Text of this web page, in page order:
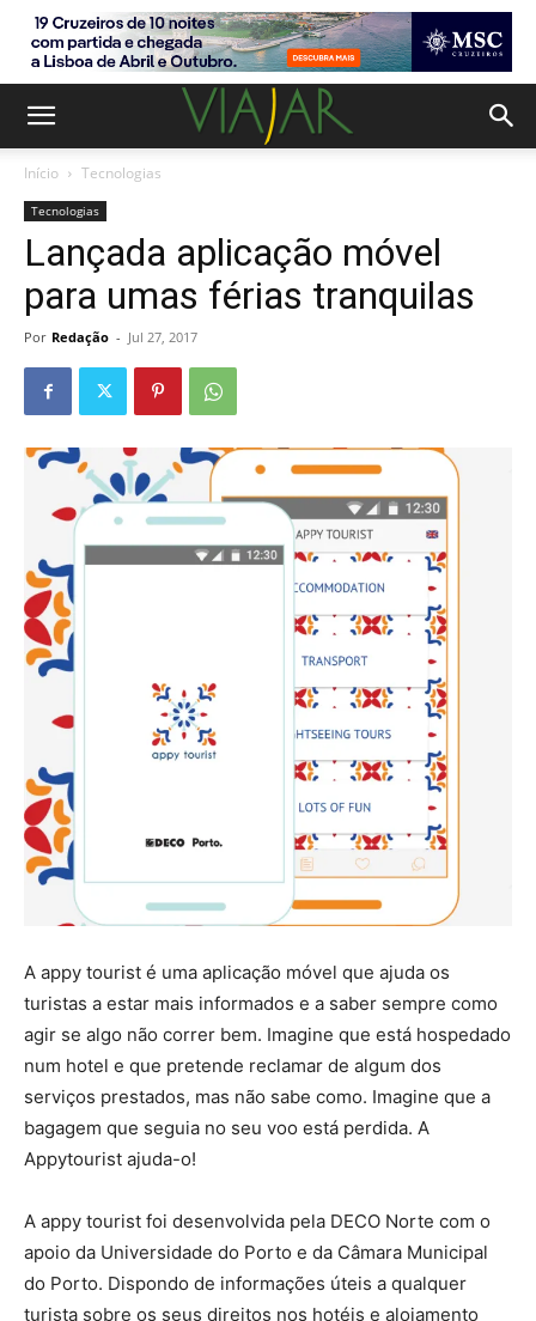
Início Tecnologias
Tecnologias
Lançada aplicação móvel
para umas férias tranquilas
Por Redação - Jul 27, 2017
A appy tourist é uma aplicação móvel que ajuda os
turistas a estar mais informados e a saber sempre como
agir se algo não correr bem. Imagine que está hospedado
num hotel e que pretende reclamar de algum dos
serviços prestados, mas não sabe como. Imagine que a
bagagem que seguia no seu voo está perdida. A
Appytourist ajuda-o!
A appy tourist foi desenvolvida pela DECO Norte com o
apoio da Universidade do Porto e da Câmara Municipal
do Porto. Dispondo de informações úteis a qualquer
turista sobre os seus direitos nos hotéis e alojamento